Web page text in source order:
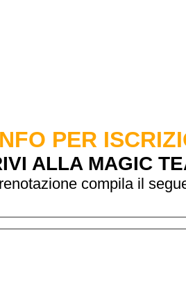
PER
ALLA MAGIC
compila il